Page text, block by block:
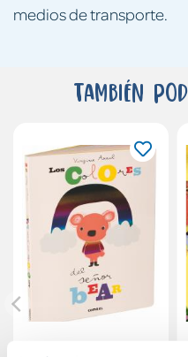
medios de transporte.
También